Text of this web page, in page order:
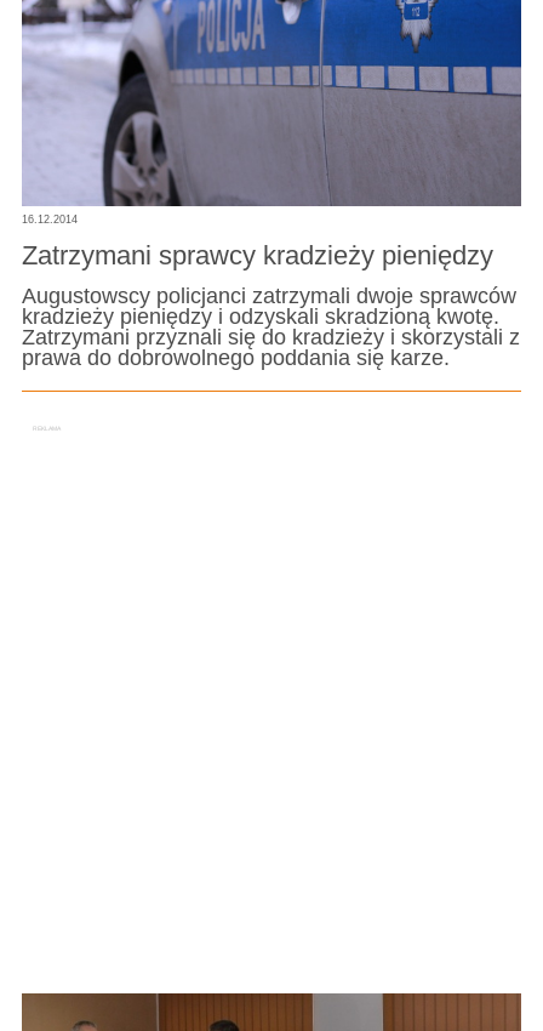
16.12.2014
Zatrzymani sprawcy kradzieży pieniędzy
Augustowscy policjanci zatrzymali dwoje sprawców
kradzieży pieniędzy i odzyskali skradzioną kwotę.
Zatrzymani przyznali się do kradzieży i skorzystali z
prawa do dobrowolnego poddania się karze.